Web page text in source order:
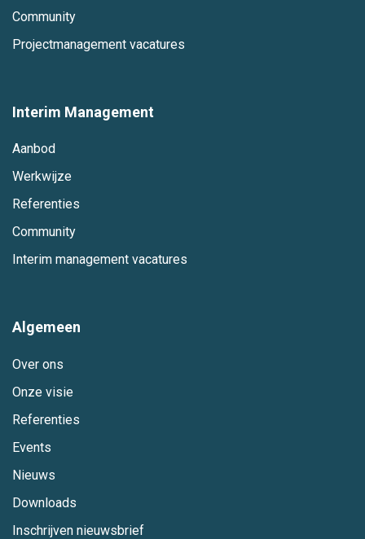
Community
Projectmanagement vacatures
Interim Management
Aanbod
Werkwijze
Referenties
Community
Interim management vacatures
Algemeen
Over ons
Onze visie
Referenties
Events
Nieuws
Downloads
Inschrijven nieuwsbrief